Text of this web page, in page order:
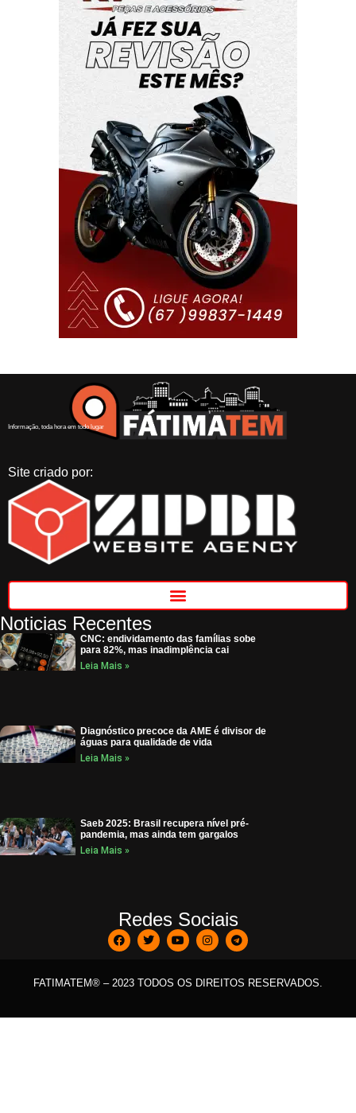
Informação, toda hora em todo lugar
Site criado por:
Noticias Recentes
CNC: endividamento das famílias sobe
para 82%, mas inadimplência cai
Leia Mais »
Diagnóstico precoce da AME é divisor de
águas para qualidade de vida
Leia Mais »
Saeb 2025: Brasil recupera nível pré-
pandemia, mas ainda tem gargalos
Leia Mais »
Redes Sociais
FATIMATEM® – 2023 TODOS OS DIREITOS RESERVADOS.